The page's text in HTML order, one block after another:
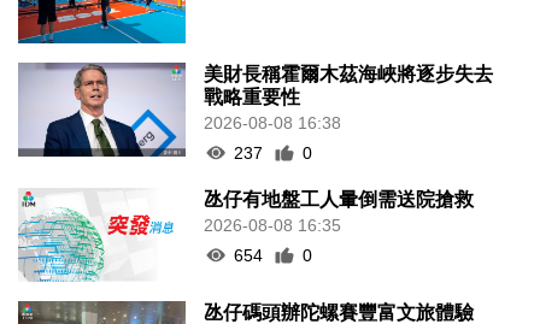
美財長稱霍爾木茲海峽將逐步失去
戰略重要性
2026-08-08 16:38
237
0
氹仔有地盤工人暈倒需送院搶救
2026-08-08 16:35
654
0
氹仔碼頭辦陀螺賽豐富文旅體驗